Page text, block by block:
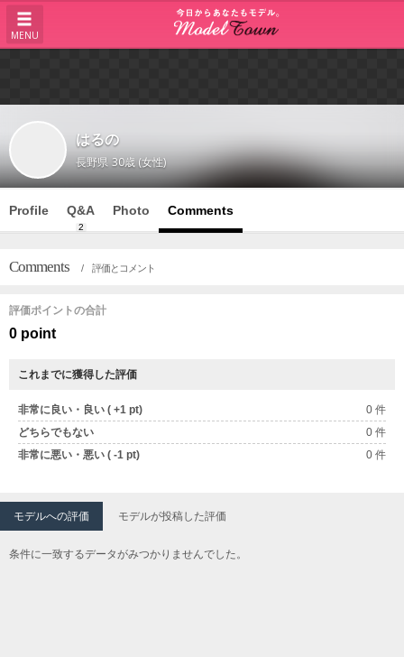
MENU
はるの
長野県 30歳 (女性)
Profile Q&A
2
Photo Comments
Comments / 評価とコメント
評価ポイントの合計
0 point
これまでに獲得した評価
非常に良い・良い ( +1 pt)
0 件
どちらでもない
0 件
非常に悪い・悪い ( -1 pt)
0 件
モデルへの評価 モデルが投稿した評価
条件に一致するデータがみつかりませんでした。